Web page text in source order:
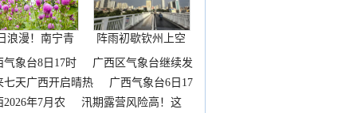
浪漫！南宁青
秀山
阵雨初歇钦州上空
邂逅
气象台8日17时
广西区气象台继续发
七天广西开启晴热
广西气象台6日17
2026年7月农
汛期露营风险高！这